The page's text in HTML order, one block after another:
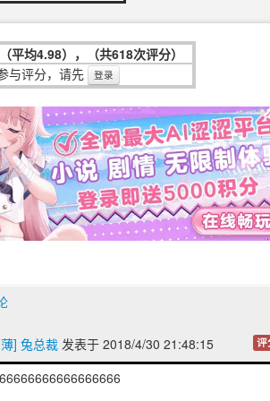
平均4.98），（共618次评分）
与评分，请先
登录
] 兔总裁 发表于 2018/4/30 21:48:15 评